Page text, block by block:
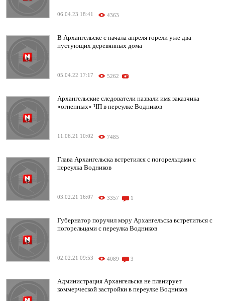
06.04.23 18:41 4363
В Архангельске с начала апреля горели уже два
пустующих деревянных дома
05.04.22 17:17 5262
Архангельские следователи назвали имя заказчика
«огненных» ЧП в переулке Водников
11.06.21 10:02 7485
Глава Архангельска встретился с погорельцами с
переулка Водников
03.02.21 16:07 3357 1
Губернатор поручил мэру Архангельска встретиться с
погорельцами с переулка Водников
02.02.21 09:53 4089 3
Администрация Архангельска не планирует
коммерческой застройки в переулке Водников